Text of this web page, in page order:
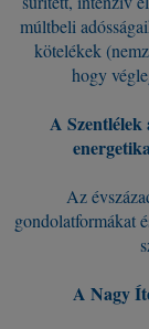
múltbeli
kötelékek
hogy
A Szentlélek
Az
gondolatformákat
A Nagy